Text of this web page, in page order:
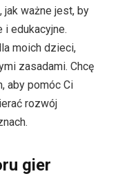
jak ważne jest, by
i edukacyjne.
moich dzieci,
zasadami. Chcę
aby pomóc Ci
rozwój
gier